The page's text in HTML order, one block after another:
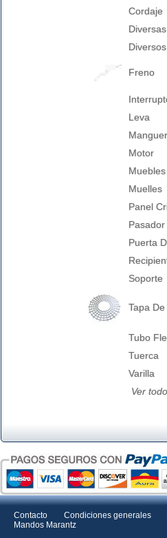
Cordaje
Freno
Leva
Motor
Muebles
Muelles
Panel
Pasador
Puerta
Soporte
Tapa
Tubo
Tuerca
Varilla
Ver
Contacto Condiciones generales
Mandos Marantz